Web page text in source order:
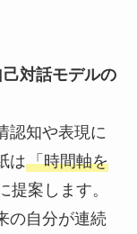
対話モデルの
認知や表現に
は「時間軸を
提案します。
の自分が連続